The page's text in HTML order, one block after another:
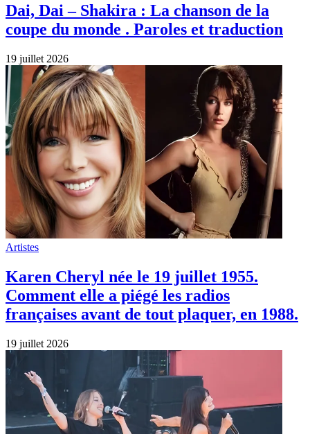
Dai, Dai – Shakira : La chanson de la
coupe du monde . Paroles et traduction
19 juillet 2026
Artistes
Karen Cheryl née le 19 juillet 1955.
Comment elle a piégé les radios
françaises avant de tout plaquer, en 1988.
19 juillet 2026